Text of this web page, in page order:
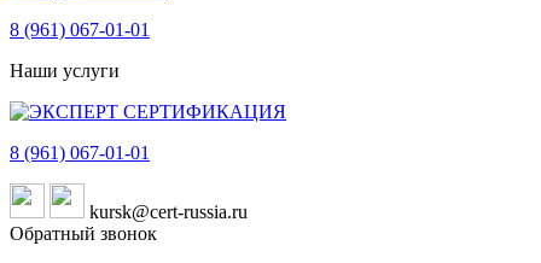
8 (961) 067-01-01
Наши услуги
8 (961) 067-01-01
kursk@cert-russia.ru
Обратный звонок